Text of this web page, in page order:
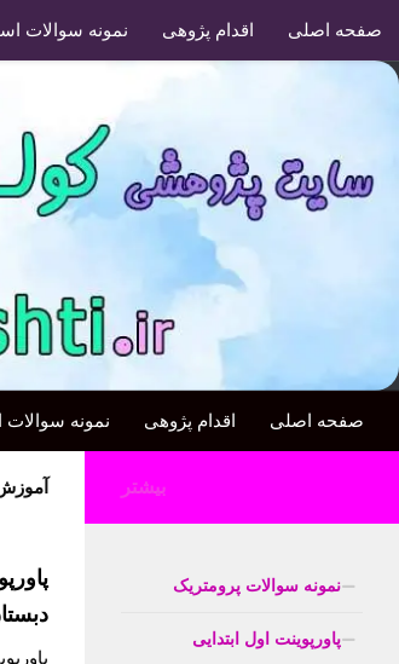
صفحه اصلی اقدام پژوهی نمونه سوالات
صفحه اصلی اقدام پژوهی نمونه
بیشتر
نمونه سوالات پرومتریک
پاورپوینت اول ابتدایی